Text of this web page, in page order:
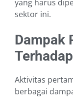
yang harus
sektor ini.
Dampak
Aktivitas
berbagai